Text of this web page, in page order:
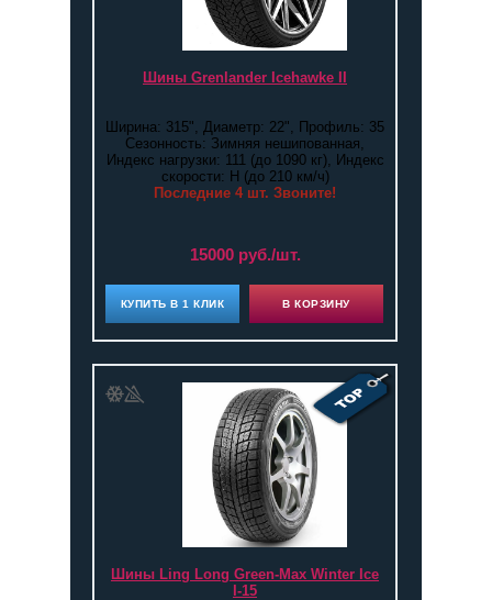
Шины Grenlander Icehawke II
Ширина: 315", Диаметр: 22", Профиль: 35
Сезонность: Зимняя нешипованная,
Индекс нагрузки: 111 (до 1090 кг), Индекс
скорости: H (до 210 км/ч)
Последние 4 шт. Звоните!
15000 руб./шт.
КУПИТЬ В 1 КЛИК В КОРЗИНУ
Шины Ling Long Green-Max Winter Ice
I-15